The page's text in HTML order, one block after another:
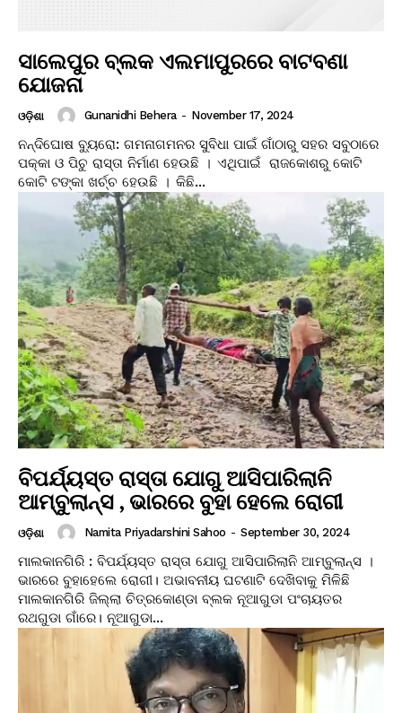
ସାଲେପୁର ବ୍ଲକ ଏଲମାପୁରରେ ବାଟବଣା
ଯୋଜନା
ଓଡ଼ିଶା Gunanidhi Behera - November 17, 2024
ନନ୍ଦିଘୋଷ ବ୍ୟୁରୋ: ଗମନାଗମନର ସୁବିଧା ପାଇଁ ଗାଁଠାରୁ ସହର ସବୁଠାରେ
ପକ୍କା ଓ ପିଚୁ ରାସ୍ତା ନିର୍ମାଣ ହେଉଛି । ଏଥିପାଇଁ ରାଜକୋଶରୁ କୋଟି
କୋଟି ଟଙ୍କା ଖର୍ଚ୍ଚ ହେଉଛି । କିଛି...
ବିପର୍ଯ୍ୟସ୍ତ ରାସ୍ତା ଯୋଗୁ ଆସିପାରିଲାନି
ଆମ୍ବୁଲାନ୍ସ , ଭାରରେ ବୁହା ହେଲେ ରୋଗୀ
ଓଡ଼ିଶା Namita Priyadarshini Sahoo - September 30, 2024
ମାଲକାନଗିରି : ବିପର୍ଯ୍ୟସ୍ତ ରାସ୍ତା ଯୋଗୁ ଆସିପାରିଲାନି ଆମ୍ବୁଲାନ୍ସ ।
ଭାରରେ ବୁହାହେଲେ ରୋଗୀ। ଅଭାବନୀୟ ଘଟଣାଟି ଦେଖିବାକୁ ମିଳିଛି
ମାଲକାନଗିରି ଜିଲ୍ଲା ଚିତ୍ରକୋଣ୍ଡା ବ୍ଲକ ନୂଆଗୁଡା ପଂଚାୟତର
ରଥଗୁଡା ଗାଁରେ। ନୂଆଗୁଡା...